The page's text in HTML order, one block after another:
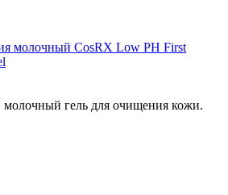
молочный CosRX Low PH First
гель для очищения кожи.